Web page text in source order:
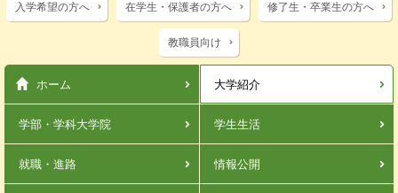
入学希望の方へ 在学生・保護者の方へ 修了生・卒業生の方へ
教職員向け
ホーム 大学紹介
学部・学科大学院 学生生活
就職・進路 情報公開